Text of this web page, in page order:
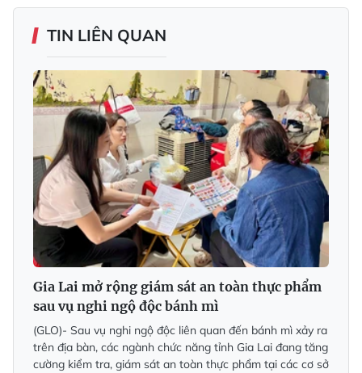
TIN LIÊN QUAN
Gia Lai mở rộng giám sát an toàn thực phẩm
sau vụ nghi ngộ độc bánh mì
(GLO)- Sau vụ nghi ngộ độc liên quan đến bánh mì xảy ra
trên địa bàn, các ngành chức năng tỉnh Gia Lai đang tăng
cường kiểm tra, giám sát an toàn thực phẩm tại các cơ sở